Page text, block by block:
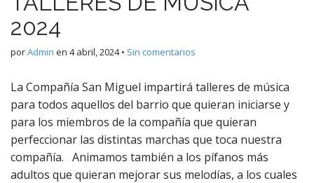
2024
porAdmin en 4 abril, 2024• Sin comentarios
La Compañía San Miguel impartirá talleres de música
para todos aquellos del barrio que quieran iniciarse y
para los miembros de la compañía que quieran
perfeccionar las distintas marchas que toca nuestra
compañía. Animamos también a los pífanos más
adultos que quieran mejorar sus melodías, a los cuales